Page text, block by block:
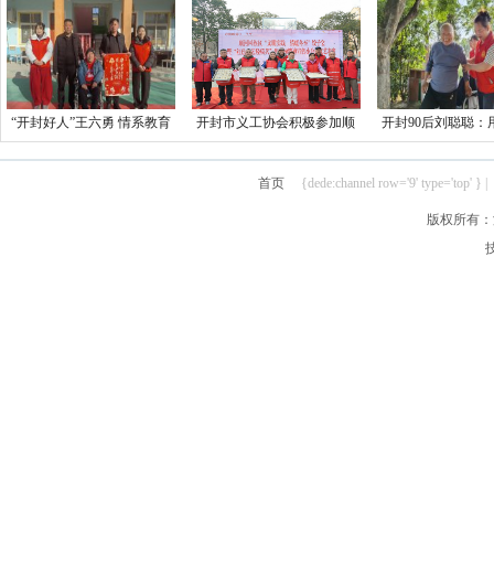
“开封好人”王六勇 情系教育
开封市义工协会积极参加顺
开封90后刘聪聪：
首页 {dede:channel row='9' type='top' } |
版权所有